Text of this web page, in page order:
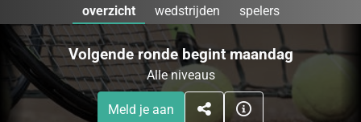
overzicht wedstrijden spelers
Volgende ronde begint maandag
Alle niveaus
Meld je aan